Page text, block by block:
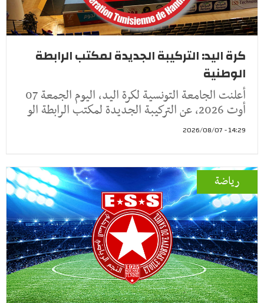
كرة اليد: التركيبة الجديدة لمكتب الرابطة
الوطنية
أعلنت الجامعة التونسية لكرة اليد، اليوم الجمعة 07
أوت 2026، عن التركيبة الجديدة لمكتب الرابطة الو
14:29 - 2026/08/07
رياضة